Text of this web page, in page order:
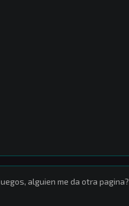
alguien me da otra pagina?